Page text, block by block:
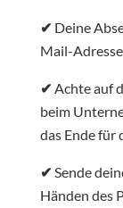
✔ Deine
Mail-
✔ Achte auf
beim
das Ende für
✔ Sende
Händen des